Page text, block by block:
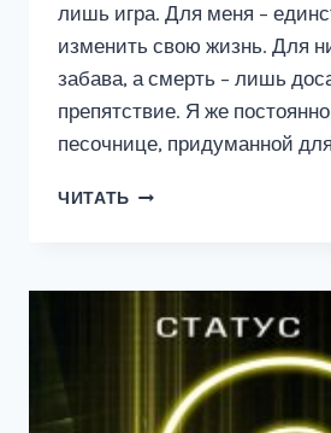
лишь игра. Для меня –
изменить свою жизнь. Для
забава, а смерть – лишь
препятствие. Я же
песочнице, придуманной
ЧИТАТЬ АРТАР